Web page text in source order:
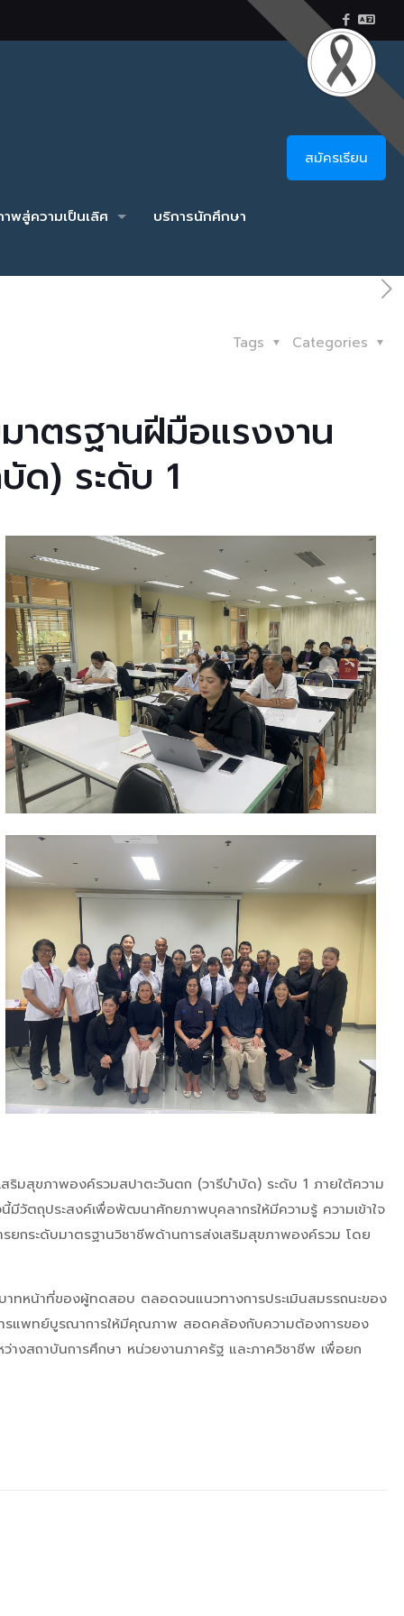
พสู่ความเป็นเลิศ บริการนักศึกษา
สมัครเรียน
Categories
Tags
ตรฐานฝีมือแรงงาน
ด) ระดับ 1
มสุขภาพองค์รวมสปาตะวันตก (วารีบำบัด) ระดับ 1 ภายใต้ความ
มีวัตถุประสงค์เพื่อพัฒนาศักยภาพบุคลากรให้มีความรู้ ความเข้าใจ
กระดับมาตรฐานวิชาชีพด้านการส่งเสริมสุขภาพองค์รวม โดย
บาทหน้าที่ของผู้ทดสอบ ตลอดจนแนวทางการประเมินสมรรถนะของ
แพทย์บูรณาการให้มีคุณภาพ สอดคล้องกับความต้องการของ
ว่างสถาบันการศึกษา หน่วยงานภาครัฐ และภาควิชาชีพ เพื่อยก